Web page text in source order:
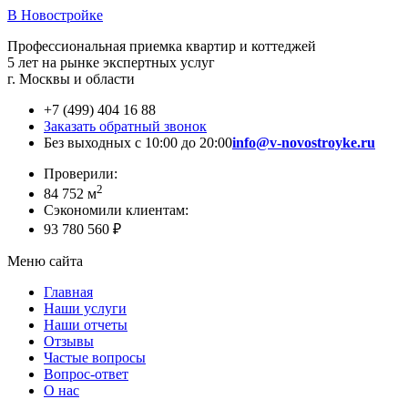
В Новостройке
Профессиональная приемка квартир и коттеджей
5 лет на рынке экспертных услуг
г. Москвы и области
+7 (499) 404 16 88
Заказать обратный звонок
Без выходных с 10:00 до 20:00info@v-novostroyke.ru
Проверили:
84 752 м2
Сэкономили клиентам:
93 780 560 ₽
Меню сайта
Главная
Наши услуги
Наши отчеты
Отзывы
Частые вопросы
Вопрос-ответ
О нас